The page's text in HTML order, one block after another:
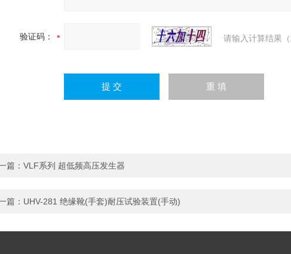
验证码： 请输入计算结果
篇： VLF系列 超低频高压发生器
篇： UHV-281 绝缘靴(手套)耐压试验装置(手动)